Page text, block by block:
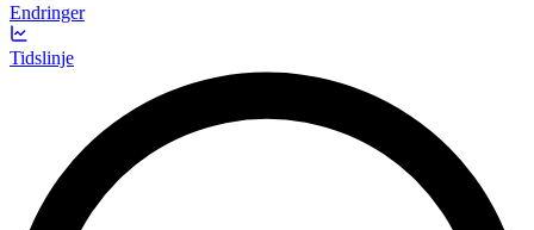
Endringer
Tidslinje